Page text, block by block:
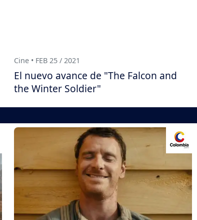
Cine • FEB 25 / 2021
El nuevo avance de "The Falcon and
the Winter Soldier"